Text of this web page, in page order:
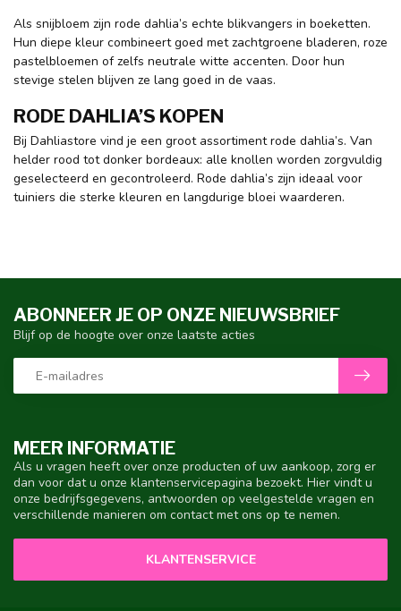
Als snijbloem zijn rode dahlia’s echte blikvangers in boeketten.
Hun diepe kleur combineert goed met zachtgroene bladeren, roze
pastelbloemen of zelfs neutrale witte accenten. Door hun
stevige stelen blijven ze lang goed in de vaas.
RODE DAHLIA’S KOPEN
Bij Dahliastore vind je een groot assortiment rode dahlia’s. Van
helder rood tot donker bordeaux: alle knollen worden zorgvuldig
geselecteerd en gecontroleerd. Rode dahlia’s zijn ideaal voor
tuiniers die sterke kleuren en langdurige bloei waarderen.
MEER INFORMATIE
Als u vragen heeft over onze producten of uw aankoop, zorg er
dan voor dat u onze klantenservicepagina bezoekt. Hier vindt u
onze bedrijfsgegevens, antwoorden op veelgestelde vragen en
verschillende manieren om contact met ons op te nemen.
KLANTENSERVICE
ABONNEER JE OP ONZE NIEUWSBRIEF
Blijf op de hoogte over onze laatste acties